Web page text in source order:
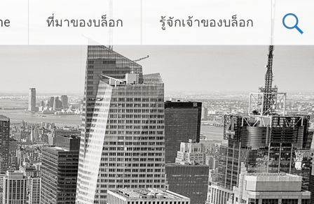
ที่มาของบล็อก รู้จักเจ้าของบล็อก